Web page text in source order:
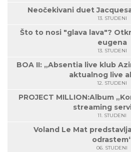
Neočekivani duet
13. STUDENI
Što to nosi "glava lava"?
eugena
13. STUDENI
BOA II: „Absentia live klub
aktualnog live
12. STUDENI
PROJECT MILLION:Album
streaming
11. STUDENI
Voland Le Mat
06. STUDENI